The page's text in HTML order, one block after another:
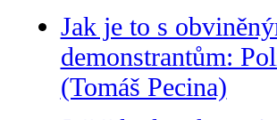
Jak je to s
demonstrantům:
(Tomáš Pecina)